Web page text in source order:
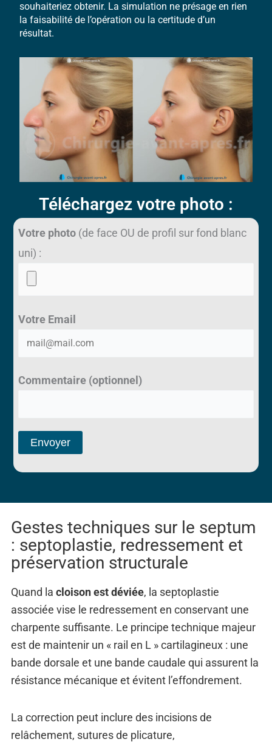
souhaiteriez obtenir. La simulation ne présage en rien
la faisabilité de l’opération ou la certitude d’un
résultat.
Téléchargez votre photo :
Votre photo (de face OU de profil sur fond blanc
uni) :
Votre Email
Commentaire (optionnel)
Gestes techniques sur le septum
: septoplastie, redressement et
préservation structurale
Quand la cloison est déviée, la septoplastie
associée vise le redressement en conservant une
charpente suffisante. Le principe technique majeur
est de maintenir un « rail en L » cartilagineux : une
bande dorsale et une bande caudale qui assurent la
résistance mécanique et évitent l’effondrement.
La correction peut inclure des incisions de
relâchement, sutures de plicature,